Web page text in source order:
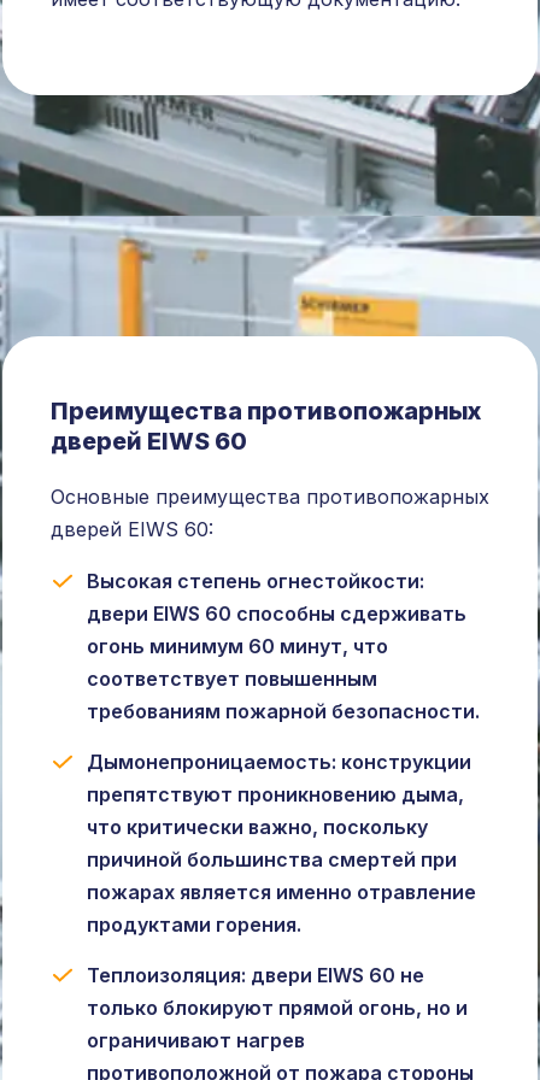
Преимущества противопожарных
дверей EIWS 60
Основные преимущества противопожарных
дверей EIWS 60:
Высокая степень огнестойкости:
двери EIWS 60 способны сдерживать
огонь минимум 60 минут, что
соответствует повышенным
требованиям пожарной безопасности.
Дымонепроницаемость: конструкции
препятствуют проникновению дыма,
что критически важно, поскольку
причиной большинства смертей при
пожарах является именно отравление
продуктами горения.
Теплоизоляция: двери EIWS 60 не
только блокируют прямой огонь, но и
ограничивают нагрев
противоположной от пожара стороны